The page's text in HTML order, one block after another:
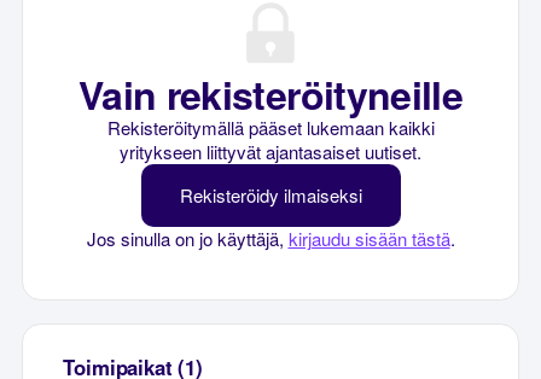
Vain rekisteröityneille
Rekisteröitymällä pääset lukemaan kaikki
yritykseen liittyvät ajantasaiset uutiset.
Rekisteröidy ilmaiseksi
Jos sinulla on jo käyttäjä, kirjaudu sisään tästä.
Toimipaikat (1)